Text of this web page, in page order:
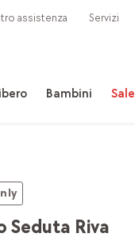
Bambini Sale
assistenza Servizi
Seduta Riva